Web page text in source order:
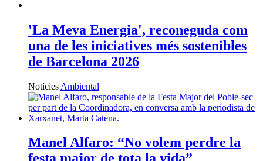
'La Meva Energia', reconeguda com
una de les iniciatives més sostenibles
de Barcelona 2026
Notícies Ambiental
Manel Alfaro: “No volem perdre la